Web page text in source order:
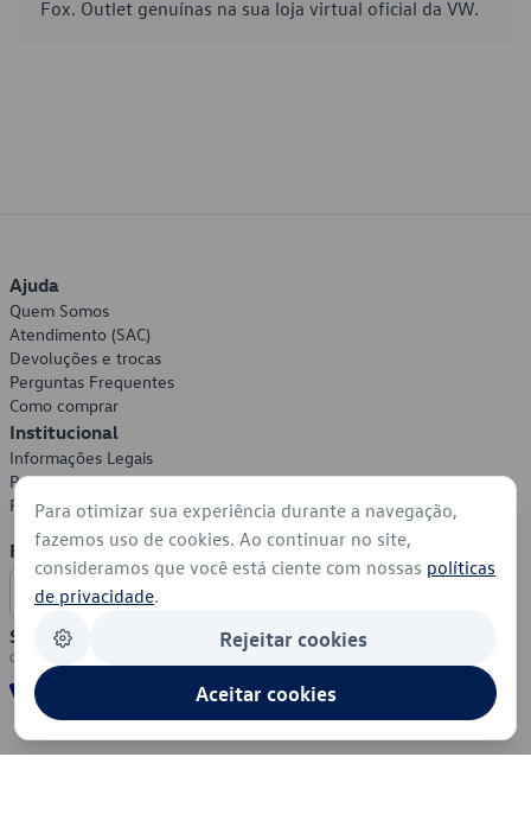
Fox. Outlet genuínas na sua loja virtual oficial da VW.
Ajuda
Quem Somos
Atendimento (SAC)
Devoluções e trocas
Perguntas Frequentes
Como comprar
Institucional
Informações Legais
Política de Privacidade
Política de Cookies
Formas de Pagamento
Segurança
Para otimizar sua experiência durante a navegação,
fazemos uso de cookies. Ao continuar no site,
consideramos que você está ciente com nossas políticas
de privacidade.
Rejeitar cookies
Aceitar cookies